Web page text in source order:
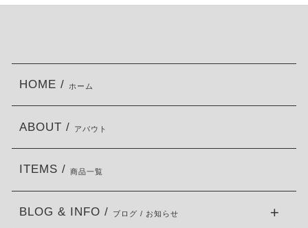
HOME / ホーム
ABOUT / アバウト
ITEMS / 商品一覧
BLOG & INFO / ブログ / お知らせ